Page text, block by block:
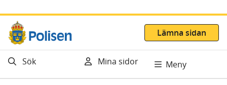
Gå direkt till innehåll
Lämna sidan
Sök Mina sidor Meny